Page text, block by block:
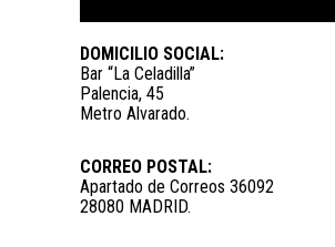
DOMICILIO SOCIAL:
Bar “La Celadilla”
Palencia, 45
Metro Alvarado.
CORREO POSTAL:
Apartado de Correos 36092
28080 MADRID.